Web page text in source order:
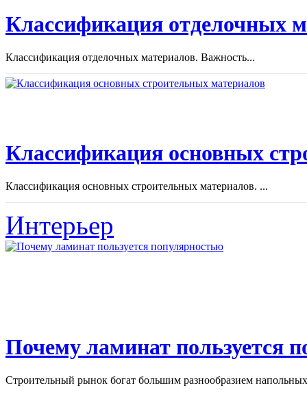
Классификация отделочных
Классификация отделочных материалов. Важность...
Классификация основных
Классификация основных строительных материалов. ...
Интерьер
Почему ламинат пользуется
Строительный рынок богат большим разнообразием